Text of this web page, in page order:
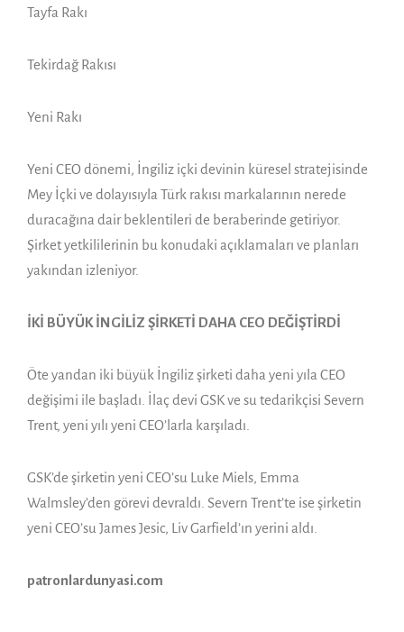
Tayfa Rakı
Tekirdağ Rakısı
Yeni Rakı
Yeni CEO dönemi, İngiliz içki devinin küresel stratejisinde
Mey İçki ve dolayısıyla Türk rakısı markalarının nerede
duracağına dair beklentileri de beraberinde getiriyor.
Şirket yetkililerinin bu konudaki açıklamaları ve planları
yakından izleniyor.
İKİ BÜYÜK İNGİLİZ ŞİRKETİ DAHA CEO DEĞİŞTİRDİ
Öte yandan iki büyük İngiliz şirketi daha yeni yıla CEO
değişimi ile başladı. İlaç devi GSK ve su tedarikçisi Severn
Trent, yeni yılı yeni CEO’larla karşıladı.
GSK’de şirketin yeni CEO’su Luke Miels, Emma
Walmsley’den görevi devraldı. Severn Trent’te ise şirketin
yeni CEO’su James Jesic, Liv Garfield’ın yerini aldı.
patronlardunyasi.com